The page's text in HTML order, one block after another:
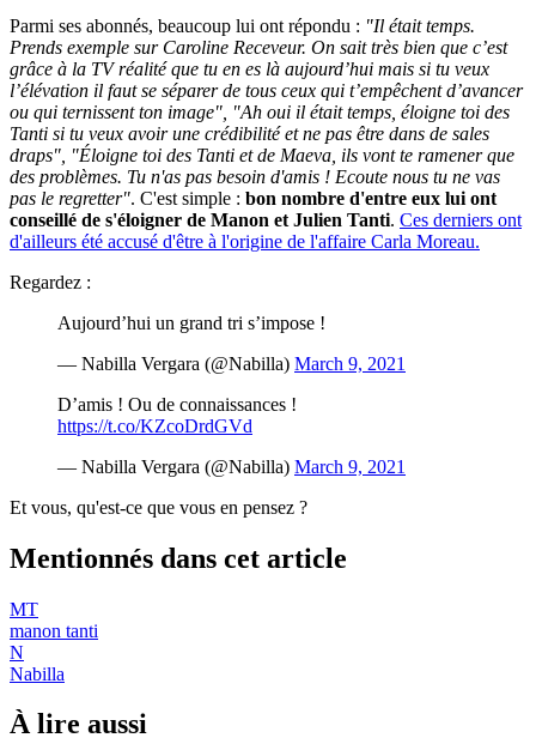
Parmi ses abonnés, beaucoup lui ont répondu : "Il était temps.
Prends exemple sur Caroline Receveur. On sait très bien que c’est
grâce à la TV réalité que tu en es là aujourd’hui mais si tu veux
l’élévation il faut se séparer de tous ceux qui t’empêchent d’avancer
ou qui ternissent ton image", "Ah oui il était temps, éloigne toi des
Tanti si tu veux avoir une crédibilité et ne pas être dans de sales
draps", "Éloigne toi des Tanti et de Maeva, ils vont te ramener que
des problèmes. Tu n'as pas besoin d'amis ! Ecoute nous tu ne vas
pas le regretter". C'est simple : bon nombre d'entre eux lui ont
conseillé de s'éloigner de Manon et Julien Tanti. Ces derniers ont
d'ailleurs été accusé d'être à l'origine de l'affaire Carla Moreau.
Regardez :
Aujourd’hui un grand tri s’impose !
— Nabilla Vergara (@Nabilla) March 9, 2021
D’amis ! Ou de connaissances !
https://t.co/KZcoDrdGVd
— Nabilla Vergara (@Nabilla) March 9, 2021
Et vous, qu'est-ce que vous en pensez ?
Mentionnés dans cet article
MT
manon tanti
N
Nabilla
À lire aussi